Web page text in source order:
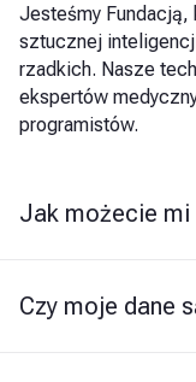
Jesteśmy Fundacją,
sztucznej
rzadkich. Nasze
ekspertów
programistów.
Jak możecie mi
Czy moje dane